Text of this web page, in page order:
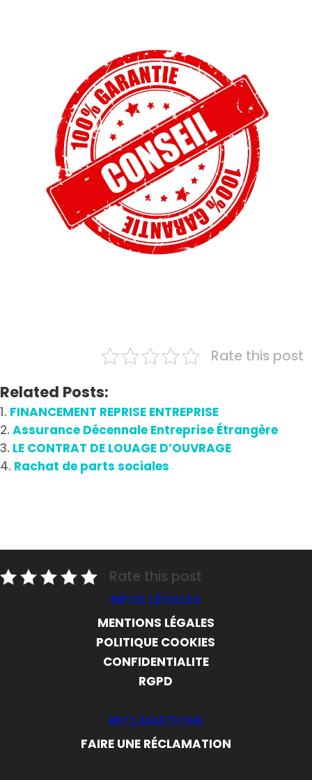
Rate this post
Related Posts:
FINANCEMENT REPRISE ENTREPRISE
Assurance Décennale Entreprise Étrangère
LE CONTRAT DE LOUAGE D’OUVRAGE
Rachat de parts sociales
Rate this post
INFOS LÉGALES
MENTIONS LÉGALES
POLITIQUE COOKIES
CONFIDENTIALITE
RGPD
RÉCLAMATIONS
FAIRE UNE RÉCLAMATION